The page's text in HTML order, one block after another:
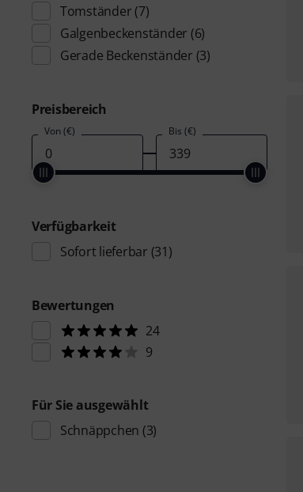
Tomständer (7)
Galgenbeckenständer (6)
Gerade Beckenständer (3)
Preisbereich
Von (€) Bis (€)
Verfügbarkeit
Sofort lieferbar (31)
Bewertungen
24
9
Für Sie ausgewählt
Schnäppchen (3)